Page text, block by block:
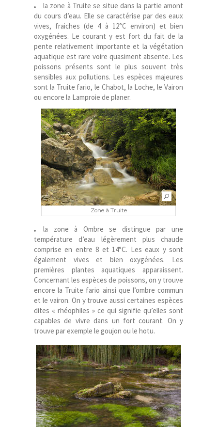
la zone à Truite se situe dans la partie amont
du cours d’eau. Elle se caractérise par des eaux
vives, fraiches (de 4 à 12°C environ) et bien
oxygénées. Le courant y est fort du fait de la
pente relativement importante et la végétation
aquatique est rare voire quasiment absente. Les
poissons présents sont le plus souvent très
sensibles aux pollutions. Les espèces majeures
sont la Truite fario, le Chabot, la Loche, le Vairon
ou encore la Lamproie de planer.
Zone à Truite
la zone à Ombre se distingue par une
température d’eau légèrement plus chaude
comprise en entre 8 et 14°C. Les eaux y sont
également vives et bien oxygénées. Les
premières plantes aquatiques apparaissent.
Concernant les espèces de poissons, on y trouve
encore la Truite fario ainsi que l’ombre commun
et le vairon. On y trouve aussi certaines espèces
dites « rhéophiles » ce qui signifie qu’elles sont
capables de vivre dans un fort courant. On y
trouve par exemple le goujon ou le hotu.